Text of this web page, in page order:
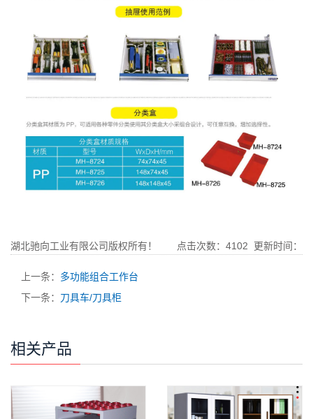
湖北驰向工业有限公司版权所有！ 点击次数： 4102 更新时间：
上一条： 多功能组合工作台
下一条： 刀具车/刀具柜
相关产品